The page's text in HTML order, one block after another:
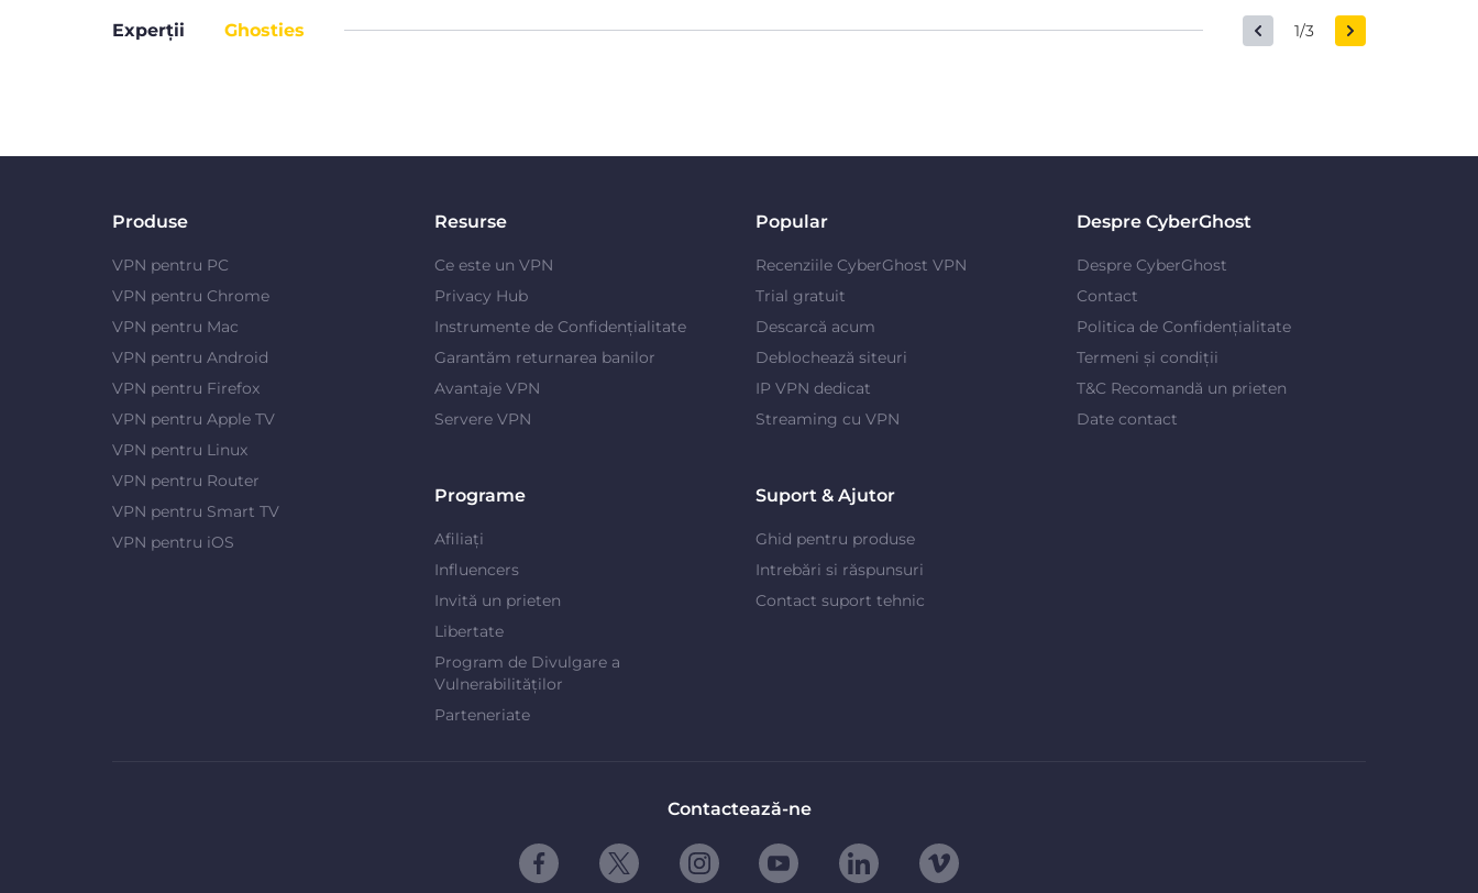
Experții Ghosties 1/3
Produse
VPN pentru PC
VPN pentru Chrome
VPN pentru Mac
VPN pentru Android
VPN pentru Firefox
VPN pentru Apple TV
VPN pentru Linux
VPN pentru Router
VPN pentru Smart TV
VPN pentru iOS
Resurse
Ce este un VPN
Privacy Hub
Instrumente de Confidențialitate
Garantăm returnarea banilor
Avantaje VPN
Servere VPN
Popular
Recenziile CyberGhost VPN
Trial gratuit
Descarcă acum
Deblochează siteuri
IP VPN dedicat
Streaming cu VPN
Despre CyberGhost
Despre CyberGhost
Contact
Politica de Confidențialitate
Termeni și condiții
T&C Recomandă un prieten
Date contact
Programe
Afiliați
Influencers
Invită un prieten
Libertate
Program de Divulgare a
Vulnerabilităților
Parteneriate
Suport & Ajutor
Ghid pentru produse
Intrebări si răspunsuri
Contact suport tehnic
Contactează-ne